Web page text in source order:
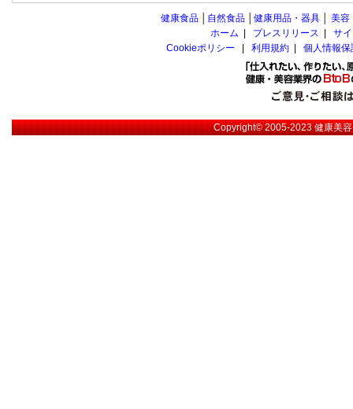
健康食品 自然食品 健康用品・器具 美容
ホーム
プレスリリース
サ
Cookieポリシー
利用規約 個人情報
Copyright© 2005-2023健康美